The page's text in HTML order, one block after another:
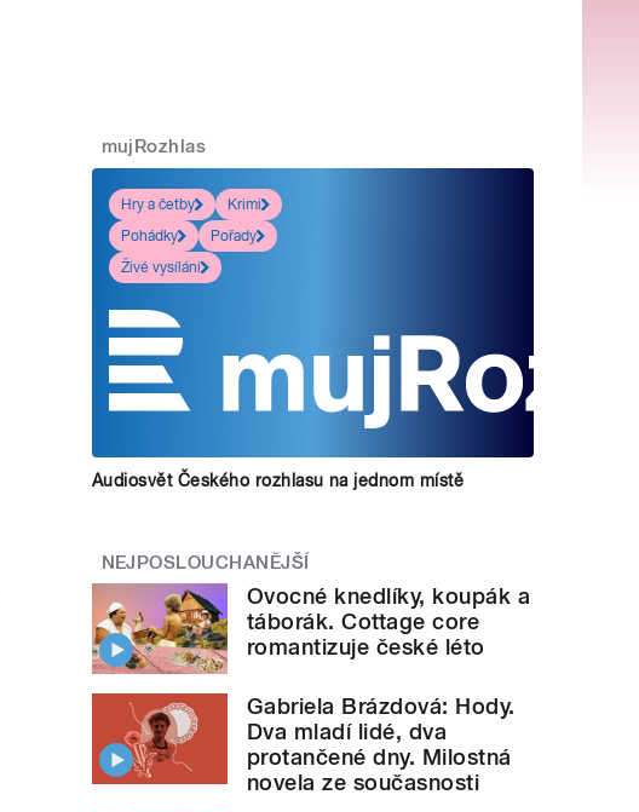
mujRozhlas
Hry a četby
Krimi
Pohádky
Pořady
Živé vysílání
Audiosvět Českého rozhlasu na jednom místě
NEJPOSLOUCHANĚJŠÍ
Ovocné knedlíky, koupák a
táborák. Cottage core
romantizuje české léto
Gabriela Brázdová: Hody.
Dva mladí lidé, dva
protančené dny. Milostná
novela ze současnosti